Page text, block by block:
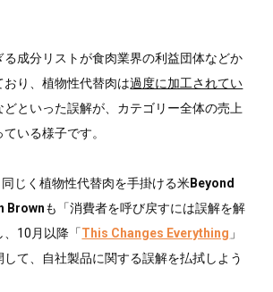
る成分リストが食肉業界の利益団体などか
おり、植物性代替肉は過度に加工されてい
どといった誤解が、カテゴリー全体の売上
いる様子です。
じく植物性代替肉を手掛ける米Beyond
Brownも「消費者を呼び戻すには誤解を解
、10月以降「This Changes Everything 」
て、自社製品に関する誤解を払拭しよう